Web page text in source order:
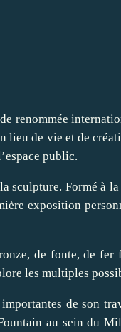
renommée
lieu de vie et de
public.
sculpture. Formé à
exposition
de fonte, de
les multiples
de son
au sein du